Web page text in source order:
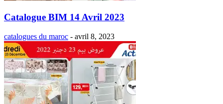
Catalogue BIM 14 Avril 2023
catalogues du maroc - avril 8, 2023